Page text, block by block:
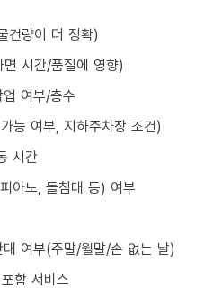
건량이 더 정확)
시간/품질에 영향)
여부/층수
능 여부, 지하주차장 조건)
시간
아노, 돌침대 등) 여부
여부(주말/월말/손 없는 날)
함 서비스